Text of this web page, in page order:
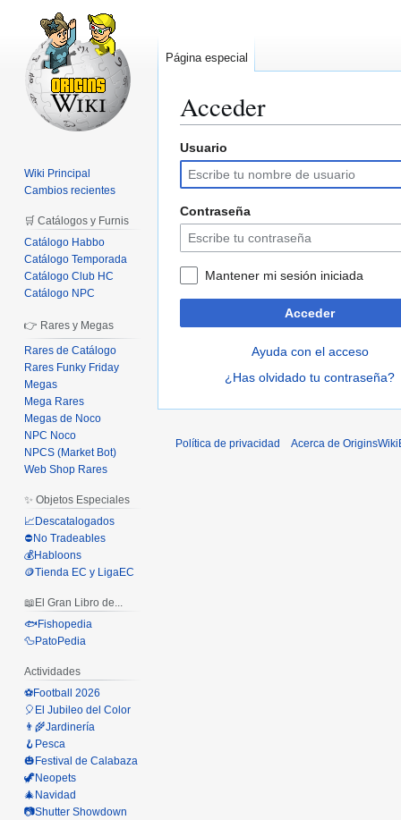
Acceder
Ir
la
navegación
Ir
la
búsqueda
Usuario
Contraseña
Mantener mi sesión iniciada
Acceder
Ayuda con el acceso
¿Has olvidado tu contraseña?
Página especial
Wiki Principal
Cambios recientes
🛒 Catálogos y Furnis
Catálogo Habbo
Catálogo Temporada
Catálogo Club HC
Catálogo NPC
👉 Rares y Megas
Rares de Catálogo
Rares Funky Friday
Megas
Mega Rares
Megas de Noco
NPC Noco
NPCS (Market Bot)
Web Shop Rares
✨ Objetos Especiales
📈Descatalogados
⛔No Tradeables
💰Habloons
🪙Tienda EC y LigaEC
📖El Gran Libro de...
🐟Fishopedia
🦆PatoPedia
Actividades
⚽Football 2026
🎈El Jubileo del Color
👨‍🌾Jardinería
🪝Pesca
🎃Festival de Calabaza
🦖Neopets
🎄Navidad
📷Shutter Showdown
Política de privacidad Acerca de